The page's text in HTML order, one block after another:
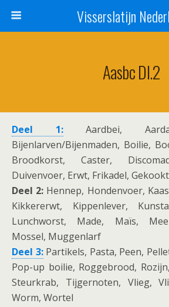
Visserslatijn
Aasbc Dl.2
Deel 1:Aardbei,
Bijenlarven/Bijenmaden, Boilie,
Broodkorst, Caster,
Duivenvoer, Erwt, Frikadel,
Deel 2: Hennep, Hondenvoer,
Kikkererwt, Kippenlever,
Lunchworst, Made, Maïs,
Mossel, Muggenlarf
Deel 3:Partikels, Pasta, Peen,
Pop-up boilie, Roggebrood,
Steurkrab, Tijgernoten, Vlieg,
Worm, Wortel